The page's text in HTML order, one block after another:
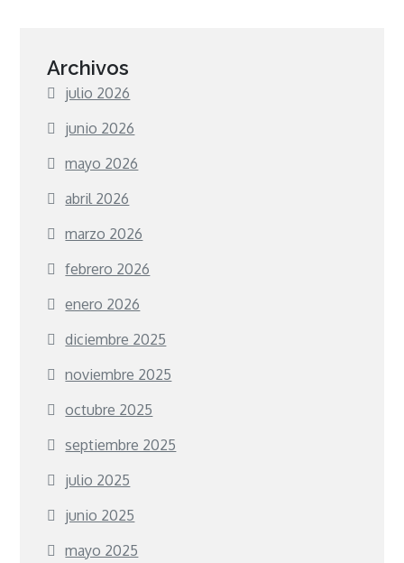
Archivos
julio 2026
junio 2026
mayo 2026
abril 2026
marzo 2026
febrero 2026
enero 2026
diciembre 2025
noviembre 2025
octubre 2025
septiembre 2025
julio 2025
junio 2025
mayo 2025